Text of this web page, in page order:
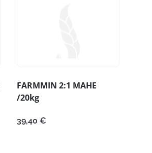
FARMMIN 2:1 MAHE
/20kg
39,40 €